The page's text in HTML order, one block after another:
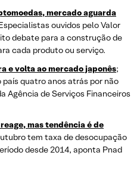
mercado aguarda
ouvidos pelo Valor
debate para a construção de
cada produto ou serviço.
e volta ao mercado japonês;
quatro anos atrás por não
Agência de Serviços Financeiros
mas tendência é de
tem taxa de desocupação
desde 2014, aponta Pnad